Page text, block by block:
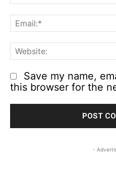
Save my name,
this browser for the
-